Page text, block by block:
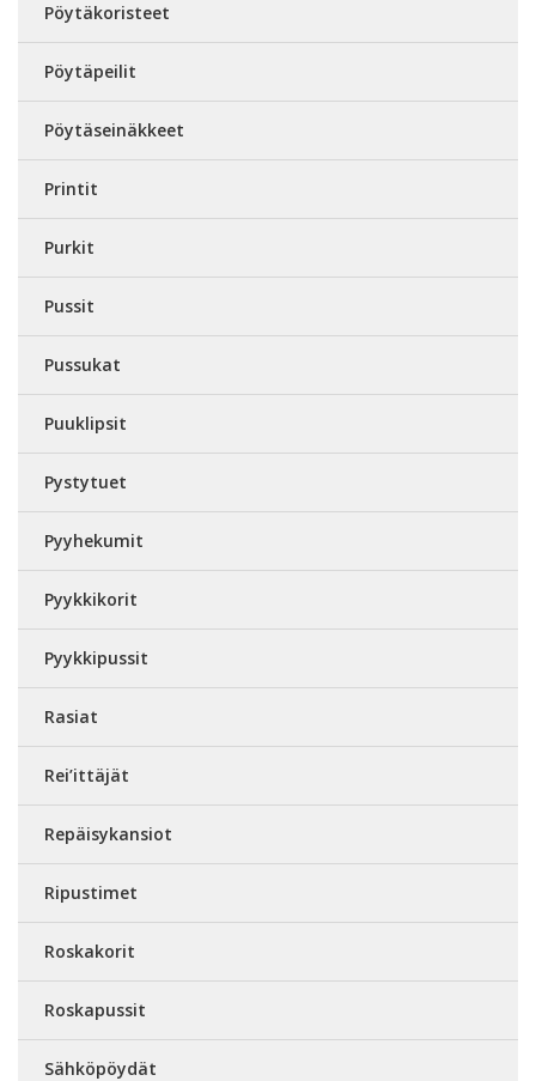
Pöytäkoristeet
Pöytäpeilit
Pöytäseinäkkeet
Printit
Purkit
Pussit
Pussukat
Puuklipsit
Pystytuet
Pyyhekumit
Pyykkikorit
Pyykkipussit
Rasiat
Rei’ittäjät
Repäisykansiot
Ripustimet
Roskakorit
Roskapussit
Sähköpöydät